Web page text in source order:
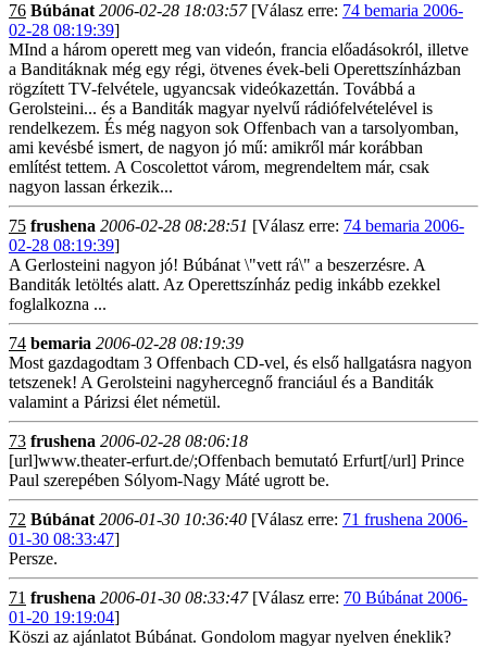
76 Búbánat 2006-02-28 18:03:57[Válasz erre: 74 bemaria 2006-
02-28 08:19:39]
MInd a három operett meg van videón, francia előadásokról, illetve
a Banditáknak még egy régi, ötvenes évek-beli Operettszínházban
rögzített TV-felvétele, ugyancsak videókazettán. Továbbá a
Gerolsteini... és a Banditák magyar nyelvű rádiófelvételével is
rendelkezem. És még nagyon sok Offenbach van a tarsolyomban,
ami kevésbé ismert, de nagyon jó mű: amikről már korábban
említést tettem. A Coscolettot várom, megrendeltem már, csak
nagyon lassan érkezik...
75 frushena 2006-02-28 08:28:51 [Válasz erre: 74 bemaria 2006-
02-28 08:19:39]
A Gerlosteini nagyon jó! Búbánat \"vett rá\" a beszerzésre. A
Banditák letöltés alatt. Az Operettszínház pedig inkább ezekkel
foglalkozna ...
74 bemaria 2006-02-28 08:19:39
Most gazdagodtam 3 Offenbach CD-vel, és első hallgatásra nagyon
tetszenek! A Gerolsteini nagyhercegnő franciául és a Banditák
valamint a Párizsi élet németül.
73 frushena 2006-02-28 08:06:18
[url]www.theater-erfurt.de/;Offenbach bemutató Erfurt[/url] Prince
Paul szerepében Sólyom-Nagy Máté ugrott be.
72 Búbánat 2006-01-30 10:36:40 [Válasz erre: 71 frushena 2006-
01-30 08:33:47]
Persze.
71 frushena 2006-01-30 08:33:47[Válasz erre: 70 Búbánat 2006-
01-20 19:19:04]
Köszi az ajánlatot Búbánat. Gondolom magyar nyelven éneklik?